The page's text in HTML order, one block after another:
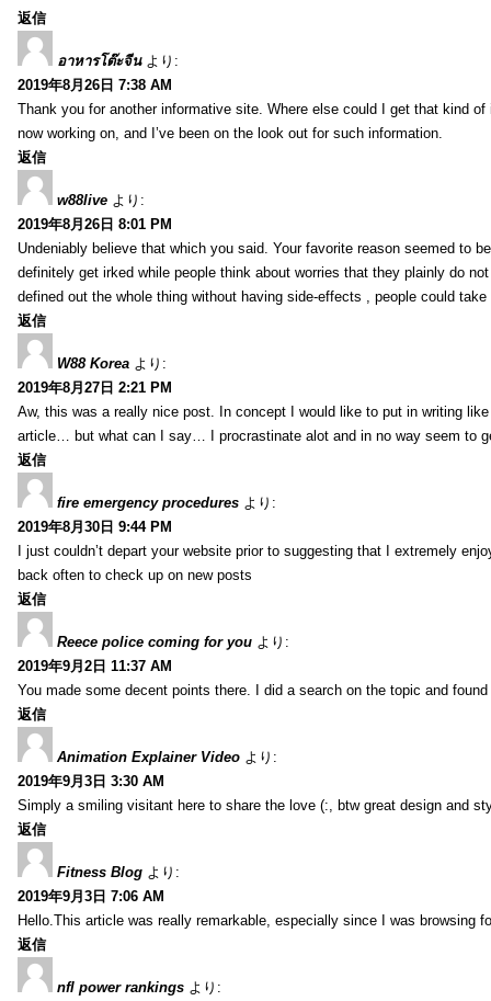
返信
อาหารโต๊ะจีน より:
2019年8月26日 7:38 AM
Thank you for another informative site. Where else could I get that kind
now working on, and I’ve been on the look out for such information.
返信
w88live より:
2019年8月26日 8:01 PM
Undeniably believe that which you said. Your favorite reason seemed to
definitely get irked while people think about worries that they plainly do
defined out the whole thing without having side-effects , people could
返信
W88 Korea より:
2019年8月27日 2:21 PM
Aw, this was a really nice post. In concept I would like to put in writing
article… but what can I say… I procrastinate alot and in no way seem to
返信
fire emergency procedures より:
2019年8月30日 9:44 PM
I just couldn’t depart your website prior to suggesting that I extremely
back often to check up on new posts
返信
Reece police coming for you より:
2019年9月2日 11:37 AM
You made some decent points there. I did a search on the topic and
返信
Animation Explainer Video より:
2019年9月3日 3:30 AM
Simply a smiling visitant here to share the love (:, btw great design and
返信
Fitness Blog より:
2019年9月3日 7:06 AM
Hello.This article was really remarkable, especially since I was browsing
返信
nfl power rankings より: